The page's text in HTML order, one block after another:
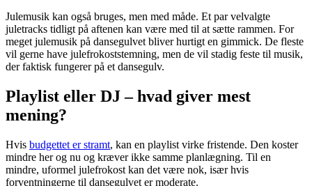
Julemusik kan også bruges, men med måde. Et par velvalgte
juletracks tidligt på aftenen kan være med til at sætte rammen. For
meget julemusik på dansegulvet bliver hurtigt en gimmick. De fleste
vil gerne have julefrokoststemning, men de vil stadig feste til musik,
der faktisk fungerer på et dansegulv.
Playlist eller DJ – hvad giver mest
mening?
Hvis budgettet er stramt, kan en playlist virke fristende. Den koster
mindre her og nu og kræver ikke samme planlægning. Til en
mindre, uformel julefrokost kan det være nok, især hvis
forventningerne til dansegulvet er moderate.